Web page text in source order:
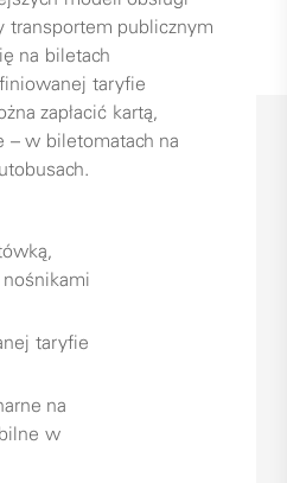
transportem publicznym
na biletach
taryfie
zapłacić kartą,
w biletomatach na
taryfie
na
w